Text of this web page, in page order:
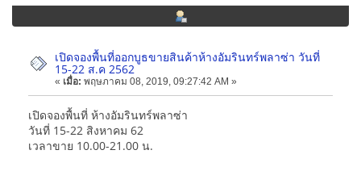
เปิดจองพื้นที่ออกบูธขายสินค้าห้างอัมรินทร์พลาซ่า วันที่
15-22 ส.ค 2562
« เมื่อ: พฤษภาคม 08, 2019, 09:27:42 AM »
เปิดจองพื้นที่ ห้างอัมรินทร์พลาซ่า
วันที่ 15-22 สิงหาคม 62
เวลาขาย 10.00-21.00 น.